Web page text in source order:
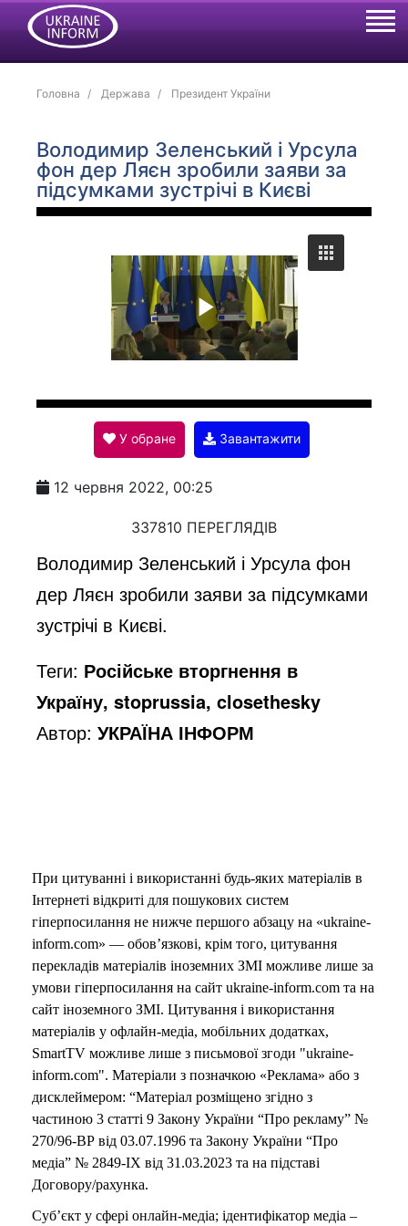
Головна Держава Президент України
Володимир Зеленський і Урсула
фон дер Ляєн зробили заяви за
підсумками зустрічі в Києві
P
l
a
y
V
i
d
У обране Завантажити
12 червня 2022, 00:25
337810 ПЕРЕГЛЯДІВ
Володимир Зеленський і Урсула фон
дер Ляєн зробили заяви за підсумками
зустрічі в Києві.
Теги: Російське вторгнення в
Україну, stoprussia, closethesky
Автор:УКРАЇНА ІНФОРМ
При цитуванні і використанні будь-яких матеріалів в
Інтернеті відкриті для пошукових систем
гіперпосилання не нижче першого абзацу на «ukraine-
inform.com» — обов’язкові, крім того, цитування
перекладів матеріалів іноземних ЗМІ можливе лише за
умови гіперпосилання на сайт ukraine-inform.com та на
сайт іноземного ЗМІ. Цитування і використання
матеріалів у офлайн-медіа, мобільних додатках,
SmartTV можливе лише з письмової згоди "ukraine-
inform.com". Матеріали з позначкою «Реклама» або з
дисклеймером: “Матеріал розміщено згідно з
частиною 3 статті 9 Закону України “Про рекламу” №
270/96-ВР від 03.07.1996 та Закону України “Про
медіа” № 2849-IX від 31.03.2023 та на підставі
Договору/рахунка.
Суб’єкт у сфері онлайн-медіа; ідентифікатор медіа –